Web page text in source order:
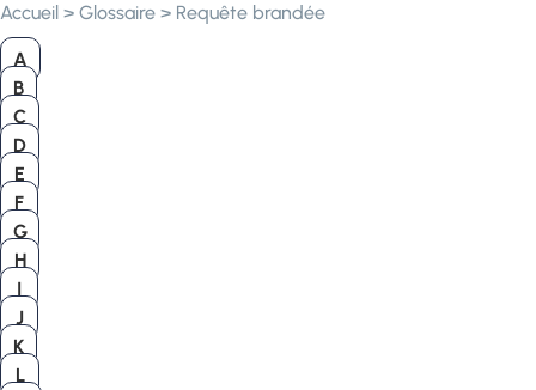
Accueil > Glossaire > Requête brandée
A
B
C
D
E
F
G
H
I
J
K
L